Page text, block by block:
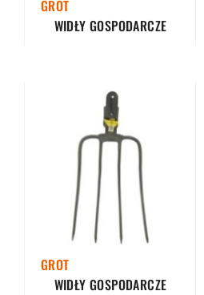
GROT
WIDŁY GOSPODARCZE
GROT
WIDŁY GOSPODARCZE